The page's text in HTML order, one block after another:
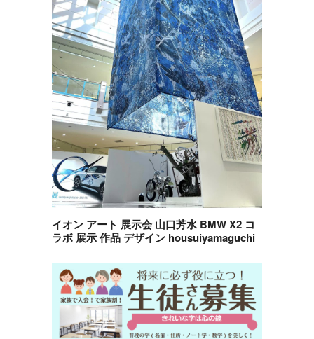
イオン アート 展示会 山口芳水 BMW X2 コ
ラボ 展示 作品 デザイン housuiyamaguchi